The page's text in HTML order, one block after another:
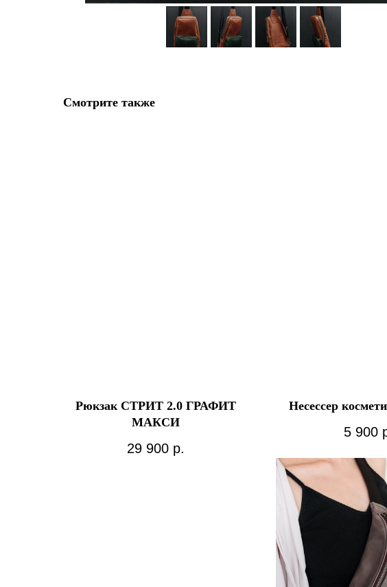
Смотрите также
Рюкзак СТРИТ 2.0 ГРАФИТ
МАКСИ
29 900 р.
Несессер
5 900